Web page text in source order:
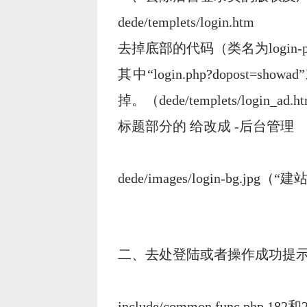
dede/templets/login.htm
去掉底部的代码（类名为login-
其中
掉。（dede/templets/
标题部分的 给改成 -后台管理
dede/images/login-bg.jpg（“建
二、去处登陆或者操作成功提